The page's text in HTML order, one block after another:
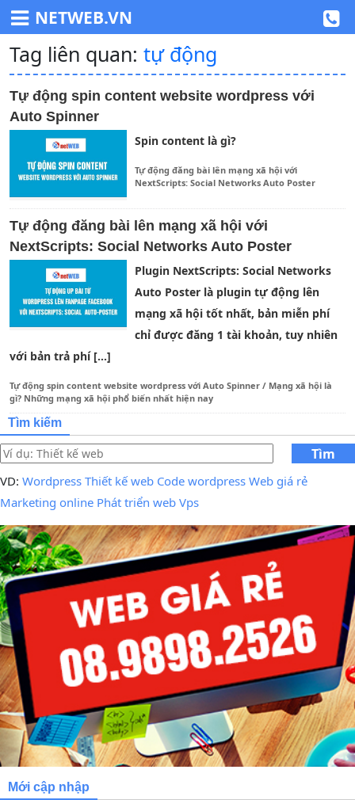
NETWEB.VN
Tag liên quan: tự động
Tự động spin content website wordpress với
Auto Spinner
Spin content là gì?
Tự động đăng bài lên mạng xã hội với
NextScripts: Social Networks Auto Poster
Tự động đăng bài lên mạng xã hội với
NextScripts: Social Networks Auto Poster
Plugin NextScripts: Social Networks
Auto Poster là plugin tự động lên
mạng xã hội tốt nhất, bản miễn phí
chỉ được đăng 1 tài khoản, tuy nhiên
với bản trả phí […]
Tự động spin content website wordpress với Auto Spinner / Mạng xã hội là
gì? Những mạng xã hội phổ biến nhất hiện nay
Tìm kiếm
Tìm
VD: Wordpress Thiết kế web Code wordpress Web giá rẻ
Marketing online Phát triển web Vps
Mới cập nhập